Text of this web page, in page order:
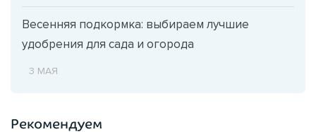
Весенняя подкормка: выбираем лучшие
удобрения для сада и огорода
3 МАЯ
Рекомендуем